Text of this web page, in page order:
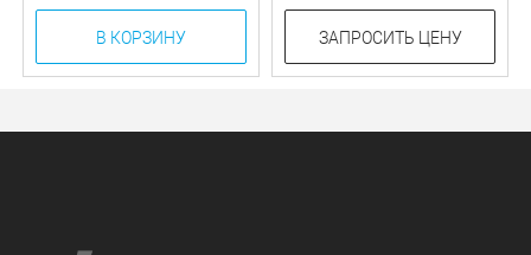
В КОРЗИНУ ЗАПРОСИТЬ ЦЕНУ